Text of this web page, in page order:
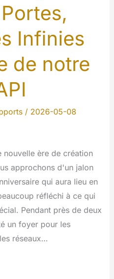
Infinies
de notre
/ 2026-05-08
nouvelle ère de création
approchons d'un jalon
qui aura lieu en
réfléchi à ce qui
Pendant près de deux
un foyer pour les
réseaux…